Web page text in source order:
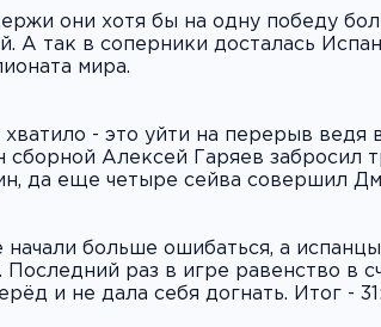
они хотя бы на одну победу
А так в соперники досталась
мира.
- это уйти на перерыв ведя в
Алексей Гаряев забросил
да еще четыре сейва совершил
больше ошибаться, а
раз в игре равенство в
и не дала себя догнать. Итог -